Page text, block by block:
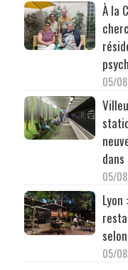
À la
05/
05/
05/